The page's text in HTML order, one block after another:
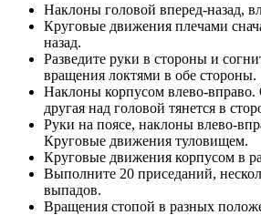
Наклоны головой вперед-назад,
Круговые движения плечами
назад.
Разведите руки в стороны и
вращения локтями в обе стороны.
Наклоны корпусом влево-вправо.
другая над головой тянется в
Руки на поясе, наклоны влево-
Круговые движения туловищем.
Круговые движения корпусом в
Выполните 20 приседаний,
выпадов.
Вращения стопой в разных